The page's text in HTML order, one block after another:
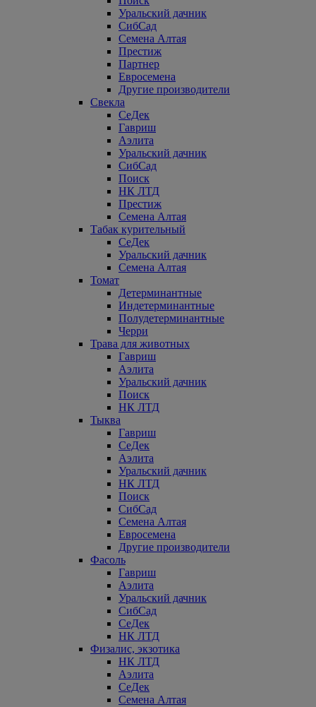
Уральский дачник
СибСад
Семена Алтая
Престиж
Партнер
Евросемена
Другие производители
Свекла
СеДек
Гавриш
Аэлита
Уральский дачник
СибСад
Поиск
НК ЛТД
Престиж
Семена Алтая
Табак курительный
СеДек
Уральский дачник
Семена Алтая
Томат
Детерминантные
Индетерминантные
Полудетерминантные
Черри
Трава для животных
Гавриш
Аэлита
Уральский дачник
Поиск
НК ЛТД
Тыква
Гавриш
СеДек
Аэлита
Уральский дачник
НК ЛТД
Поиск
СибСад
Семена Алтая
Евросемена
Другие производители
Фасоль
Гавриш
Аэлита
Уральский дачник
СибСад
СеДек
НК ЛТД
Физалис, экзотика
НК ЛТД
Аэлита
СеДек
Семена Алтая